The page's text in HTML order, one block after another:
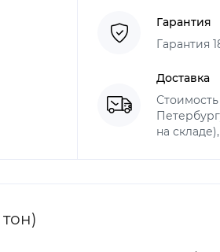
Гарантия
Гарантия
Доставка
на